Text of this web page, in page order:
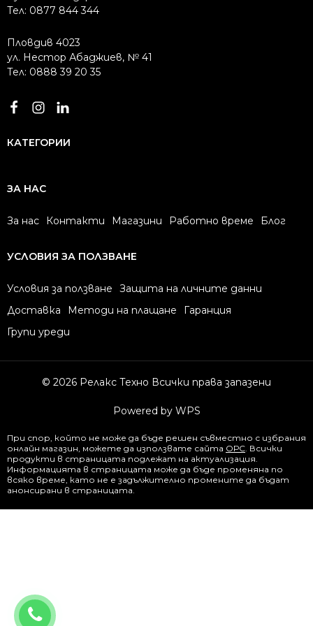
0877844344
Тел: 0877 844 344
Пловдив 4023
ул. Нестор Абаджиев, № 41
Тел: 0888 39 20 35
КАТЕГОРИИ
ЗА НАС
За нас Контакти Магазини Работно време Блог
УСЛОВИЯ ЗА ПОЛЗВАНЕ
Условия за ползване
Защита на личните данни
Доставка
Методи на плащане
Гаранция
Групи уреди
© 2026 Релакс Техно Всички права запазени
Powered by WPS
При спор, който не може да бъде решен съвместно с избрания
онлайн магазин, можете да използвате сайта ОРС. Всички
продукти в страницата подлежат на актуализация.
Информацията в страницата може да бъде променяна по
всяко време, като не е задължително промените да бъдат
анонсирани в страницата.